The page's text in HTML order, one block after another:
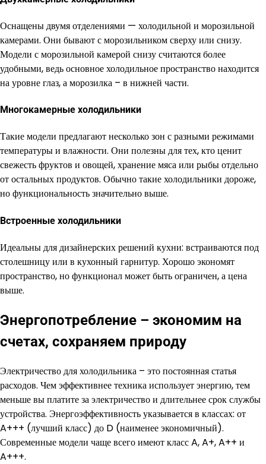
Оснащены двумя отделениями — холодильной и морозильной
камерами. Они бывают с морозильником сверху или снизу.
Модели с морозильной камерой снизу считаются более
удобными, ведь основное холодильное пространство находится
на уровне глаз, а морозилка – в нижней части.
Многокамерные холодильники
Такие модели предлагают несколько зон с разными режимами
температуры и влажности. Они полезны для тех, кто ценит
свежесть фруктов и овощей, хранение мяса или рыбы отдельно
от остальных продуктов. Обычно такие холодильники дороже,
но функциональность значительно выше.
Встроенные холодильники
Идеальны для дизайнерских решений кухни: встраиваются под
столешницу или в кухонный гарнитур. Хорошо экономят
пространство, но функционал может быть ограничен, а цена
выше.
Энергопотребление – экономим на
счетах, сохраняем природу
Электричество для холодильника – это постоянная статья
расходов. Чем эффективнее техника использует энергию, тем
меньше вы платите за электричество и длительнее срок службы
устройства. Энергоэффективность указывается в классах: от
A+++ (лучший класс) до D (наименее экономичный).
Современные модели чаще всего имеют класс A, A+, A++ и
A+++.